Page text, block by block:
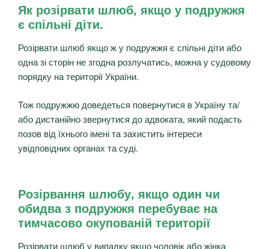
Як розірвати шлюб, якщо у подружжя
є спільні діти.
Розірвати шлюб якщо ж у подружжя є спільні діти або
одна зі сторін не згодна розлучатись, можна у судовому
порядку на території України.
Тож подружжю доведеться повернутися в Україну та/
або дистанійно звернутися до адвоката, який подасть
позов від їхнього імені та захистить інтереси
увідповідних органах та суді.
Розірвання шлюбу, якщо один чи
обидва з подружжя перебуває на
тимчасово окупованій території
Розірвати шлюб у випадку якщо чоловік або жінка